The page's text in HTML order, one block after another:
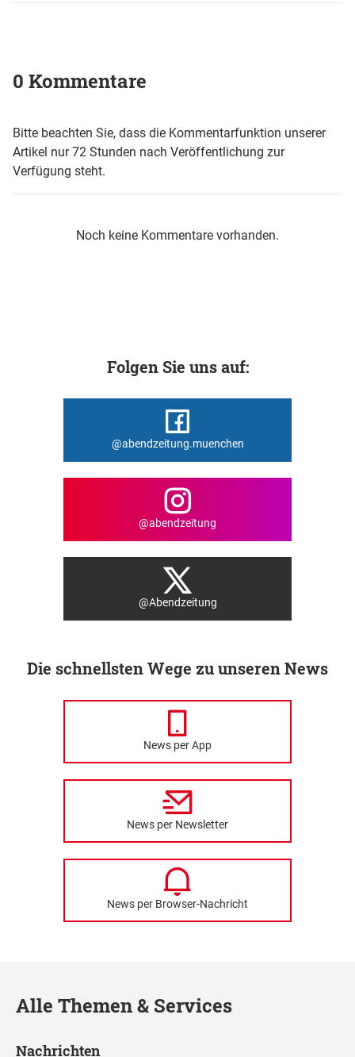
0 Kommentare
Bitte beachten Sie, dass die Kommentarfunktion unserer
Artikel nur 72 Stunden nach Veröffentlichung zur
Verfügung steht.
Noch keine Kommentare vorhanden.
Folgen Sie uns auf:
@abendzeitung.muenchen
@abendzeitung
@Abendzeitung
Die schnellsten Wege zu unseren News
News per App
News per Newsletter
News per Browser-Nachricht
Alle Themen & Services
Nachrichten